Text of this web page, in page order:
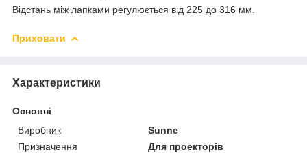
Відстань між лапками регулюється від 225 до 316 мм.
Приховати
Характеристики
Основні
Виробник
Sunne
Призначення
Для проекторів